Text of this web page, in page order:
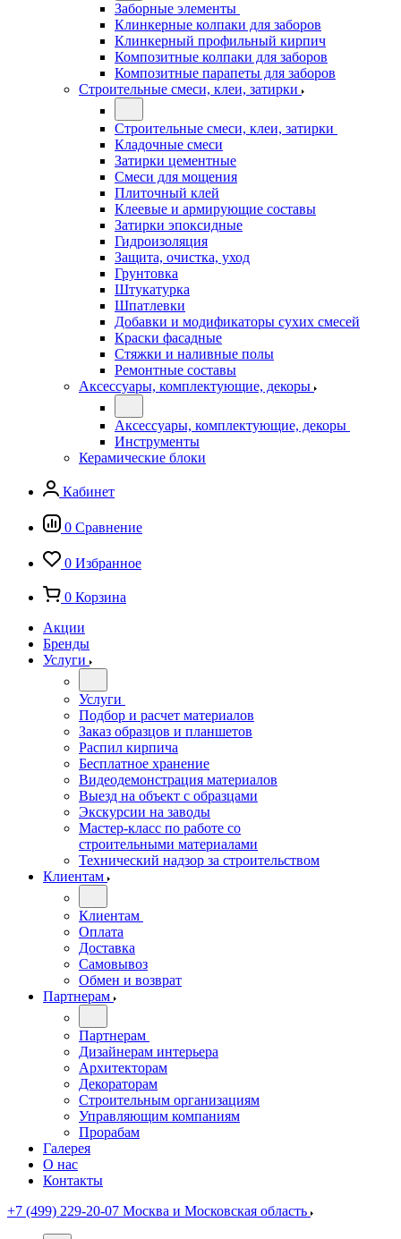
Заборные элементы
Клинкерные колпаки для заборов
Клинкерный профильный кирпич
Композитные колпаки для заборов
Композитные парапеты для заборов
Строительные смеси, клеи, затирки
Строительные смеси, клеи, затирки
Кладочные смеси
Затирки цементные
Смеси для мощения
Плиточный клей
Клеевые и армирующие составы
Затирки эпоксидные
Гидроизоляция
Защита, очистка, уход
Грунтовка
Штукатурка
Шпатлевки
Добавки и модификаторы сухих смесей
Краски фасадные
Стяжки и наливные полы
Ремонтные составы
Аксессуары, комплектующие, декоры
Аксессуары, комплектующие, декоры
Инструменты
Керамические блоки
Кабинет
0 Сравнение
0 Избранное
0 Корзина
Акции
Бренды
Услуги
Услуги
Подбор и расчет материалов
Заказ образцов и планшетов
Распил кирпича
Бесплатное хранение
Видеодемонстрация материалов
Выезд на объект с образцами
Экскурсии на заводы
Мастер-класс по работе со
строительными материалами
Технический надзор за строительством
Клиентам
Клиентам
Оплата
Доставка
Самовывоз
Обмен и возврат
Партнерам
Партнерам
Дизайнерам интерьера
Архитекторам
Декораторам
Строительным организациям
Управляющим компаниям
Прорабам
Галерея
О нас
Контакты
+7 (499) 229-20-07 Москва и Московская область